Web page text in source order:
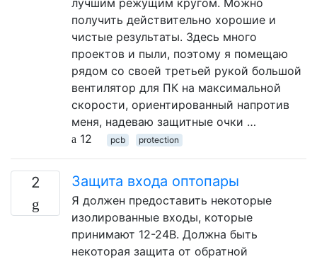
получить действительно хорошие и
чистые результаты. Здесь много
проектов и пыли, поэтому я помещаю
рядом со своей третьей рукой большой
вентилятор для ПК на максимальной
скорости, ориентированный напротив
меня, надеваю защитные очки …
12
pcb protection
2 Защита входа оптопары
Я должен предоставить некоторые
изолированные входы, которые
принимают 12-24В. Должна быть
некоторая защита от обратной